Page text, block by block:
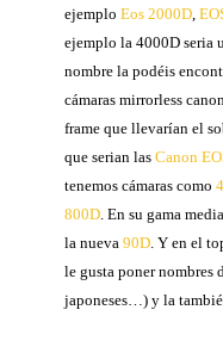
ejemploEos 2000D,
ejemplo la 4000D seria
nombre la podéis
cámaras mirrorless
frame que llevarían el
que serian lasCanon
tenemos cámaras como
800D. En su gama
la nueva90D. Y en el
le gusta poner nombres
japoneses…) y la